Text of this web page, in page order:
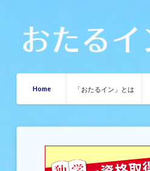
Home 「おたるイン」とは